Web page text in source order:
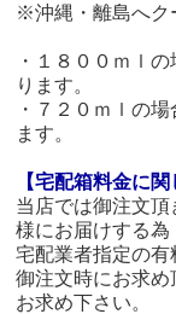
※沖縄・離島へ
・１８００ｍｌ
ります。
・７２０ｍｌの
ます。
【宅配箱料金に関
当店では御注文
様にお届けする為
宅配業者指定の有
御注文時にお求め
お求め下さい。